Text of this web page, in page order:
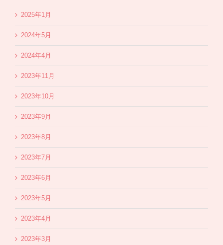
2025年1月
2024年5月
2024年4月
2023年11月
2023年10月
2023年9月
2023年8月
2023年7月
2023年6月
2023年5月
2023年4月
2023年3月